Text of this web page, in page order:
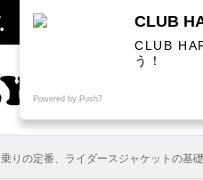
SPECIALCOLUMN
りの定番、ライダースジャケットの基
CLUB
CLUB
う！
Powered by Push7